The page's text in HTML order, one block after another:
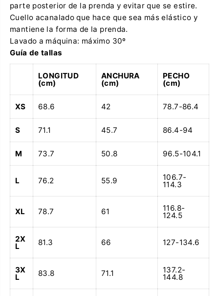
parte posterior de la prenda y evitar que se estire.
Cuello acanalado que hace que sea más elástico y
mantiene la forma de la prenda.
Lavado a máquina: máximo 30º
Guía de tallas
LONGITUD
(cm)
ANCHURA
(cm)
PECHO
(cm)
XS 68.6 42 78.7-86.4
S 71.1 45.7 86.4-94
M 73.7 50.8 96.5-104.1
L 76.2 55.9 106.7-
114.3
XL 78.7 61 116.8-
124.5
2X
L 81.3 66 127-134.6
3X
L 83.8 71.1 137.2-
144.8